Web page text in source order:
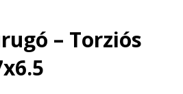
– Torziós